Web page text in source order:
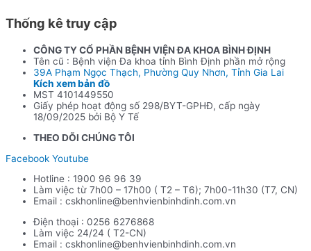
– 400F
Thống kê truy cập
CÔNG TY CỔ PHẦN BỆNH VIỆN ĐA KHOA BÌNH ĐỊNH
Tên cũ : Bệnh viện Đa khoa tỉnh Bình Định phần mở rộng
39A Phạm Ngọc Thạch, Phường Quy Nhơn, Tỉnh Gia Lai
Kích xem bản đồ
MST 4101449550
Giấy phép hoạt động số 298/BYT-GPHĐ, cấp ngày
18/09/2025 bởi Bộ Y Tế
THEO DÕI CHÚNG TÔI
Facebook Youtube
Hotline : 1900 96 96 39
Làm việc từ 7h00 – 17h00 ( T2 – T6); 7h00-11h30 (T7, CN)
Email : cskhonline@benhvienbinhdinh.com.vn
Điện thoại : 0256 6276868
Làm việc 24/24 ( T2-CN)
Email : cskhonline@benhvienbinhdinh.com.vn